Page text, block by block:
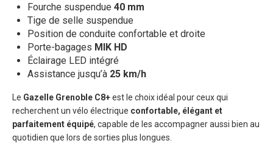
Fourche suspendue 40 mm
Tige de selle suspendue
Position de conduite confortable et droite
Porte-bagages MIK HD
Éclairage LED intégré
Assistance jusqu’à 25 km/h
Le Gazelle Grenoble C8+est le choix idéal pour ceux qui
recherchent un vélo électrique confortable, élégant et
parfaitement équipé, capable de les accompagner aussi bien au
quotidien que lors de sorties plus longues.